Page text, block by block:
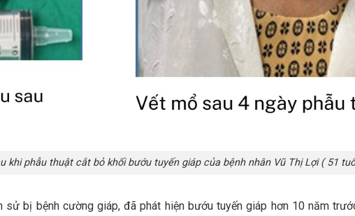
khi phẫu thuật cắt bỏ khối bướu tuyến giáp của bệnh nhân Vũ Thị Lợi ( 51
sử bị bệnh cường giáp, đã phát hiện bướu tuyến giáp hơn 10 năm